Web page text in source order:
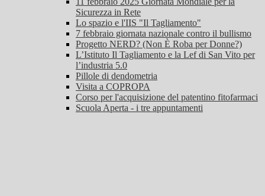
Sicurezza in Rete
Lo spazio e l'IIS "Il Tagliamento"
7 febbraio giornata nazionale contro il bullismo
Progetto NERD? (Non È Roba per Donne?)
L’Istituto Il Tagliamento e la Lef di San Vito per
l’industria 5.0
Pillole di dendometria
Visita a COPROPA
Corso per l'acquisizione del patentino fitofarmaci
Scuola Aperta - i tre appuntamenti